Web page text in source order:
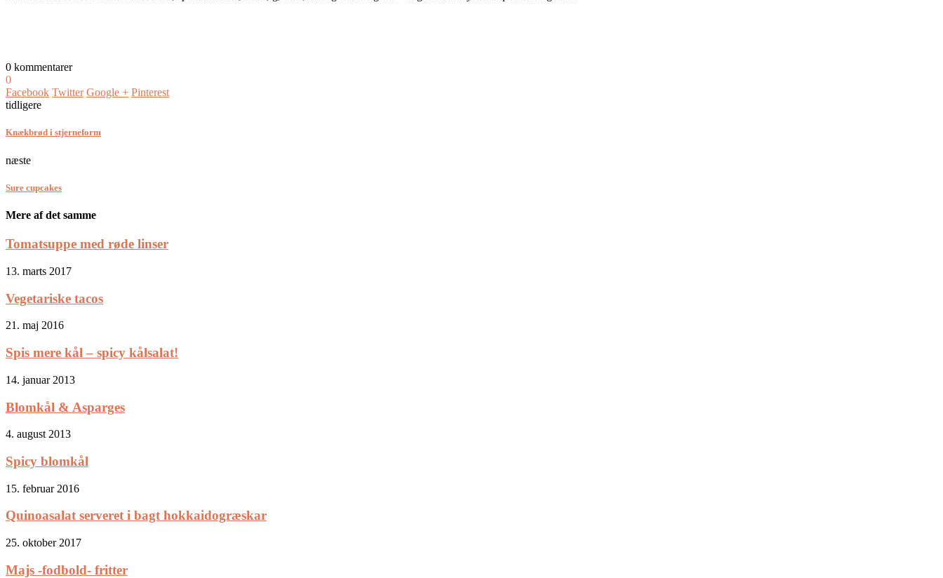
0 kommentarer
0
Facebook Twitter Google + Pinterest
tidligere
Knækbrød i stjerneform
næste
Sure cupcakes
Mere af det samme
Tomatsuppe med røde linser
13. marts 2017
Vegetariske tacos
21. maj 2016
Spis mere kål – spicy kålsalat!
14. januar 2013
Blomkål & Asparges
4. august 2013
Spicy blomkål
15. februar 2016
Quinoasalat serveret i bagt hokkaidogræskar
25. oktober 2017
Majs -fodbold- fritter